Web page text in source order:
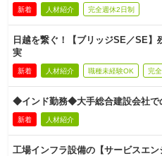
新着 人材紹介 完全週休2日制
日越を繋ぐ！【ブリッジSE／SE
実
新着 人材紹介 職種未経験OK 完
◆インド勤務◆大手総合建設会社
新着 人材紹介
工場インフラ設備の【サービスエ